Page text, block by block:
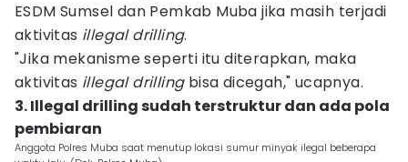
ESDM Sumsel dan Pemkab Muba jika masih terjadi
aktivitas illegal drilling.
"Jika mekanisme seperti itu diterapkan, maka
aktivitas illegal drillingbisa dicegah," ucapnya.
3. Illegal drilling sudah terstruktur dan ada pola
pembiaran
Anggota Polres Muba saat menutup lokasi sumur minyak ilegal beberapa